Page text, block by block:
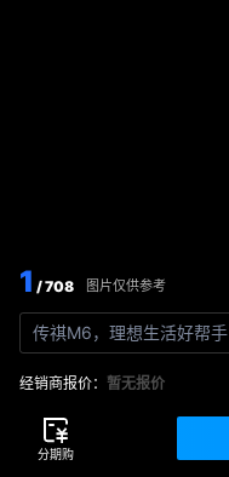
1 / 708 图片仅供参考
传祺M6，理想生活好帮手
经销商报价： 暂无报价